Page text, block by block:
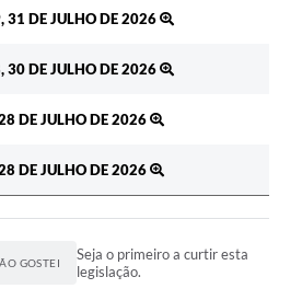
31 DE JULHO DE 2026
30 DE JULHO DE 2026
DE JULHO DE 2026
DE JULHO DE 2026
GOSTEI
Seja o primeiro a curtir esta
legislação.